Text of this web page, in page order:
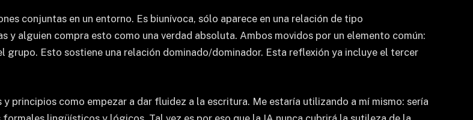
conjuntas en un entorno. Es biunívoca, sólo aparece en una relación de tipo
y alguien compra esto como una verdad absoluta. Ambos movidos por un elemento común:
grupo. Esto sostiene una relación dominado/dominador. Esta reflexión ya incluye el tercer
principios como empezar a dar fluidez a la escritura. Me estaría utilizando a mí mismo: sería